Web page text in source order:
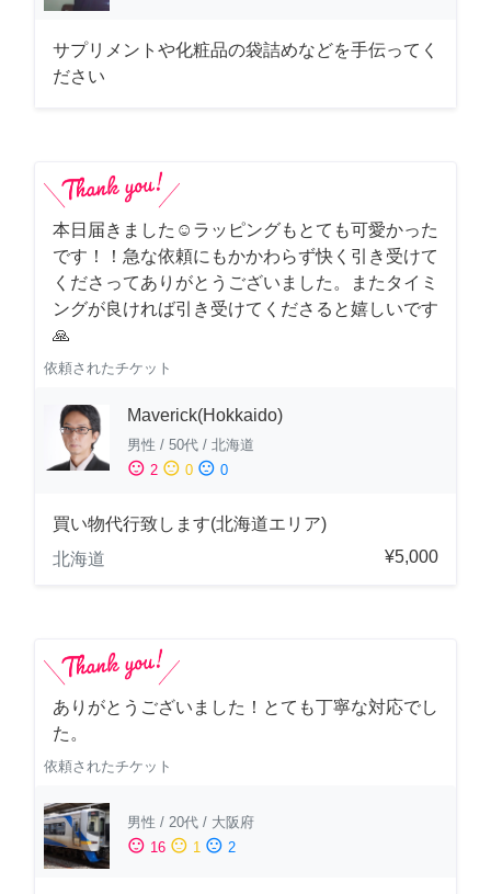
サプリメントや化粧品の袋詰めなどを手伝ってく
ださい
本日届きました☺️ラッピングもとても可愛かった
です！！急な依頼にもかかわらず快く引き受けて
くださってありがとうございました。またタイミ
ングが良ければ引き受けてくださると嬉しいです
🙏
依頼されたチケット
Maverick(Hokkaido)
男性 / 50代 / 北海道
sentiment_satisfied 2 sentiment_neutral 0 sentiment_dissatisfied 0
買い物代行致します(北海道エリア)
北海道
¥5,000
ありがとうございました！とても丁寧な対応でし
た。
依頼されたチケット
男性 / 20代 / 大阪府
sentiment_satisfied 16 sentiment_neutral 1 sentiment_dissatisfied 2